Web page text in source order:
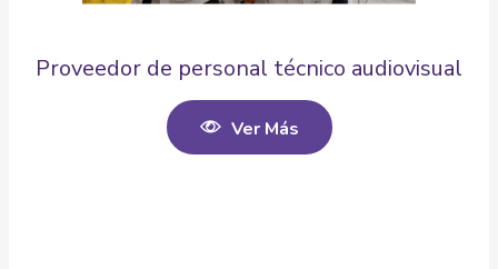
Proveedor de personal técnico audiovisual
Ver Más